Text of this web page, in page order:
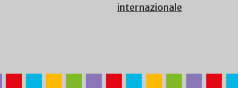
internazionale